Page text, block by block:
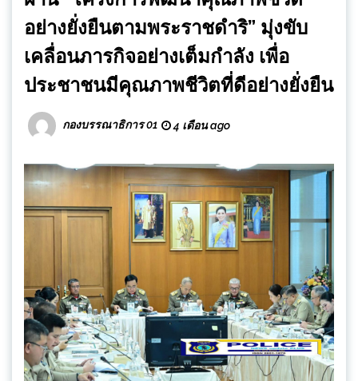
อย่างยั่งยืนตามพระราชดำริ” มุ่งขับ
เคลื่อนภารกิจอย่างเต็มกำลัง เพื่อ
ประชาชนมีคุณภาพชีวิตที่ดีอย่างยั่งยืน
กองบรรณาธิการ 01 4 เดือน ago